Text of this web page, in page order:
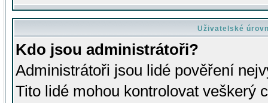
Uživatelské
Kdo jsou administrátoři?
Administrátoři jsou lidé pověření
Tito lidé mohou kontrolovat veškerý